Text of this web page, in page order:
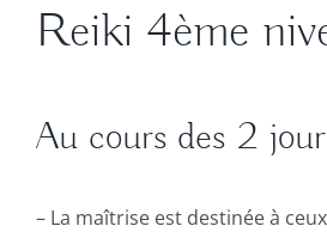
Reiki 4ème
Au cours des 2
– La maîtrise est destinée à